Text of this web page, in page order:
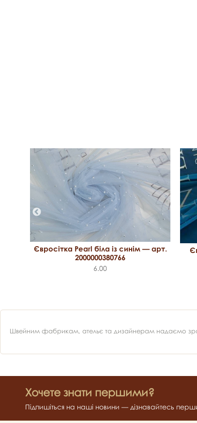
Євросітка Pearl біла із синім — арт.
2000000380766
6.00
Швейним фабрикам, ательє та дизайнерам надаємо
Хочете знати першими?
Підпишіться на наші новини — дізнавайтесь